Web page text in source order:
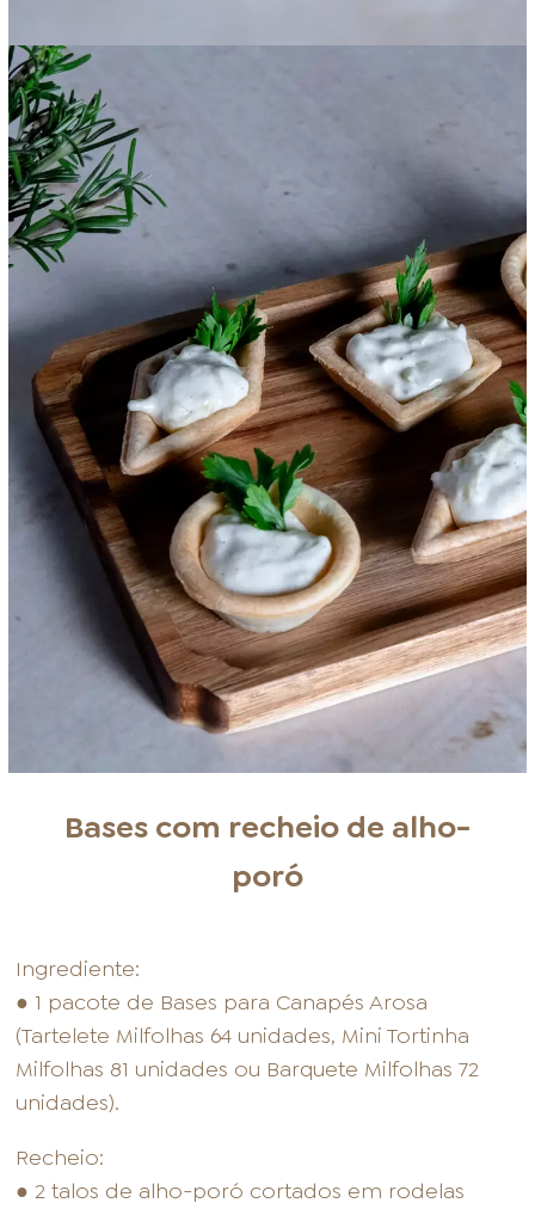
Bases com recheio de alho-
poró
Ingrediente:
● 1 pacote de Bases para Canapés Arosa
(Tartelete Milfolhas 64 unidades, Mini Tortinha
Milfolhas 81 unidades ou Barquete Milfolhas 72
unidades).
Recheio:
● 2 talos de alho-poró cortados em rodelas